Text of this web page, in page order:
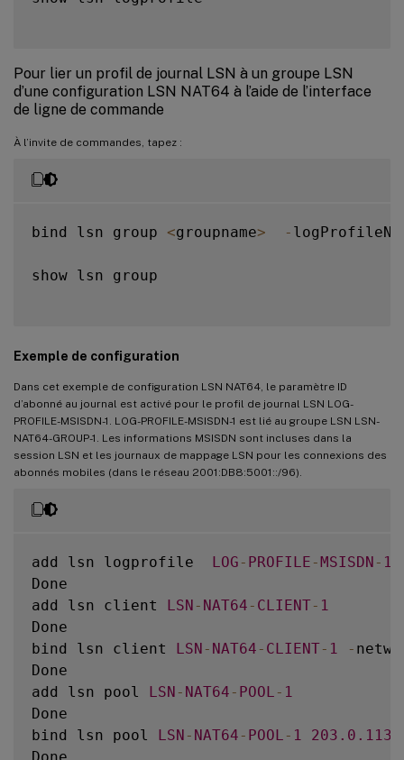
Pour lier un profil de journal LSN à un groupe LSN
d’une configuration LSN NAT64 à l’aide de l’interface
de ligne de commande
À l’invite de commandes, tapez :
bind lsn group <groupname> -
show lsn group
Exemple de configuration
Dans cet exemple de configuration LSN NAT64, le paramètre ID
d’abonné au journal est activé pour le profil de journal LSN LOG-
PROFILE-MSISDN-1. LOG-PROFILE-MSISDN-1 est lié au groupe LSN LSN-
NAT64-GROUP-1. Les informations MSISDN sont incluses dans la
session LSN et les journaux de mappage LSN pour les connexions des
abonnés mobiles (dans le réseau 2001:DB8:5001::/96).
add lsn logprofile LOG - PROFILE -MSISDN - 1
Done
add lsn client LSN - NAT64 - CLIENT- 1
Done
bind lsn client LSN - NAT64 - CLIENT- 1 -
Done
add lsn pool LSN - NAT64 - POOL - 1
Done
bind lsn pool LSN - NAT64 - POOL - 1 203.0 .113
Done